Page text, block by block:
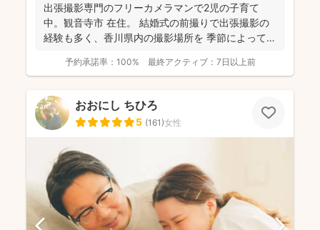
出張撮影専門のフリーカメラマンで2児の子育て
中。観音寺市 在住。 結婚式の前撮りで出張撮影の
経験も多く、香川県内の撮影場所を 季節によって最
予約承諾率： 100% 最終アクティブ： 7日以上前
おおにし ちひろ
5 (161)女性